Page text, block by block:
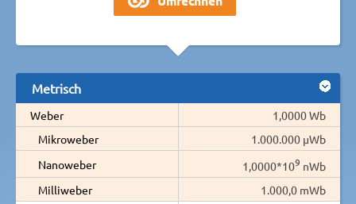
Metrisch
Weber
1,0000 Wb
Mikroweber
1.000.000 µWb
Nanoweber
1,0000*109 nWb
Milliweber
1.000,0 mWb